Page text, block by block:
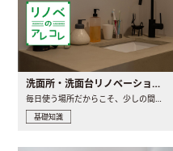
洗面所・洗面台リノベーションの事例と間取りアイデア
毎日使う場所だからこそ、少しの間取りの工夫や素材の選び方で..
基礎知識